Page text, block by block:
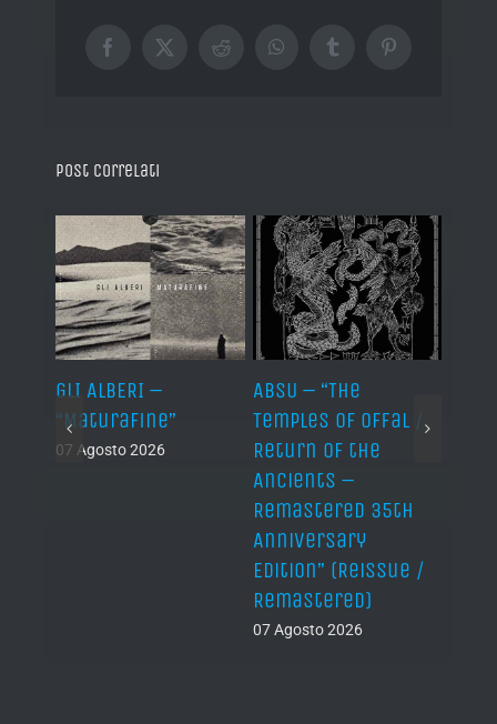
Facebook
X RedditWhatsAppTumblrPinterest
Post correlati
GLI ALBERI –
“Maturafine”
07 Agosto 2026
ABSU – “The
Temples of Offal /
Return of the
Ancients –
Remastered 35th
Anniversary
Edition” (Reissue /
Remastered)
07 Agosto 2026